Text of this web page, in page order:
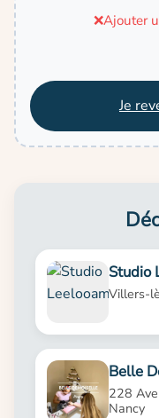
❌Ajouter
Je
Studio
Villers-
Belle
228
Nancy